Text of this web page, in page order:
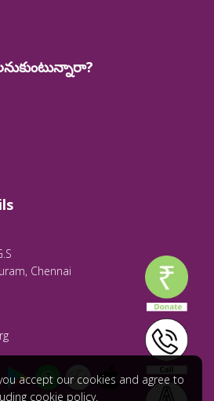
Chennai
accept our cookies and agree to
cookie policy.